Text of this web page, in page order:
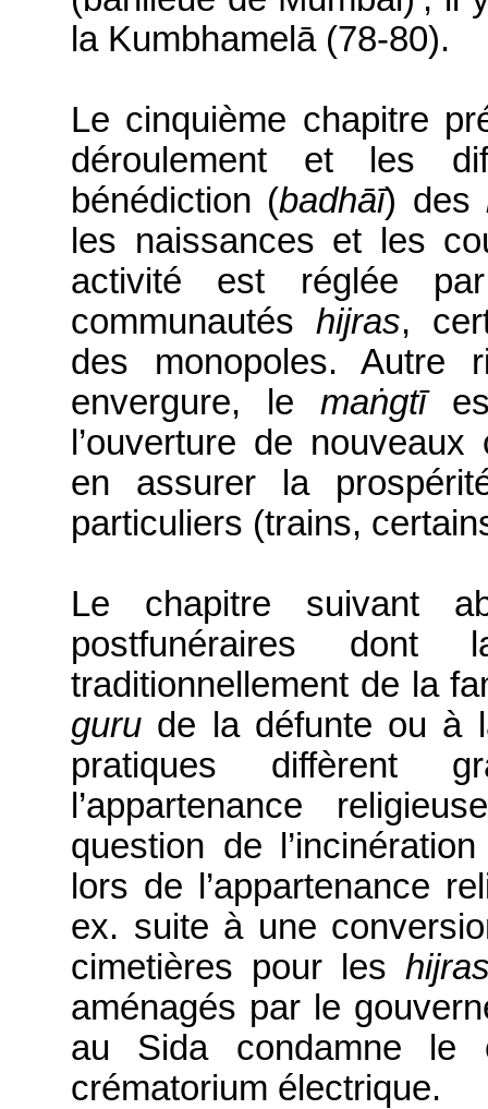
la Kumbhamelā(78-80).
Le cinquième chapitre
déroulement et les
bénédiction (badhāī) des
les naissances et les
activité est réglée
communautéshijras,
des monopoles. Autre
envergure, le maṅgtī
l’ouverture de
en assurer la
particuliers (trains,
Le chapitre suivant
postfunéraires
traditionnellement de la
guru de la défunte ou à
pratiques diffèrent
l’appartenance
question de
lors de l’appartenance
ex. suite à une
cimetières pour les
aménagés par le
au Sida condamne
crématorium électrique.